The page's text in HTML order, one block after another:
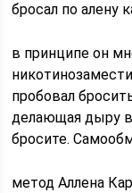
бросал по алену
в принципе он
пробовал
делающая дыру
бросите.
метод Аллена